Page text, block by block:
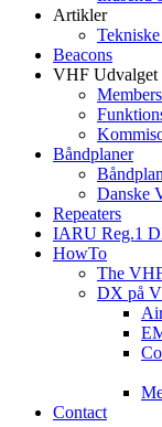
Artikler
Beacons
VHF Udvalget
Members
Båndplaner
Danske
Repeaters
IARU Reg.1
HowTo
The
DX på
Contact